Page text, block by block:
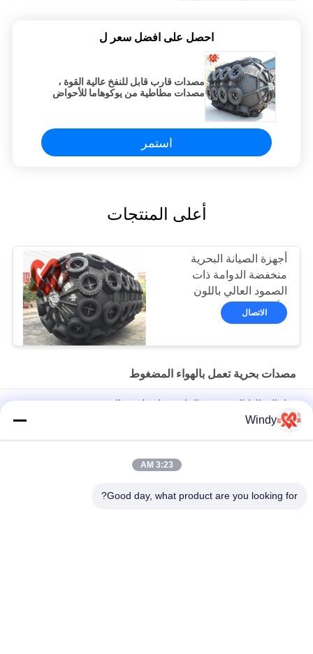
احصل على افضل سعر ل
مصدات قارب قابل للنفخ عالية القوة ،
مصدات مطاطية من يوكوهاما للأحواض
استمر
أعلى المنتجات
أجهزة الصيانة البحرية
منخفضة الدوامة ذات
الصمود العالي باللون
الأسودالاتصال
مصدات بحرية تعمل بالهواء المضغوط
حبل المطاط البحري نوع الحاجز هوائي لرسو السفن
مصدات قارب قابل للنفخ عالية القوة ، مصدات مطاطية من يوكوهاما
للأحواض
Windy
3:23 AM
Good day, what product are you looking for?